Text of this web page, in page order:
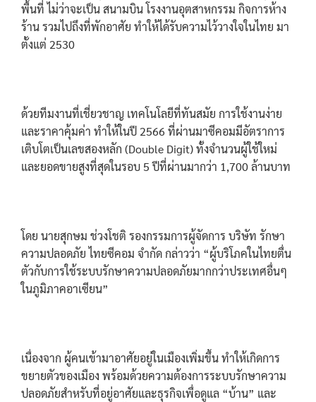
พื้นที่ ไม่ว่าจะเป็น สนามบิน โรงงานอุตสาหกรรม กิจการห้าง
ร้าน รวมไปถึงที่พักอาศัย ทำให้ได้รับความไว้วางใจในไทย มา
ตั้งแต่ 2530
ด้วยทีมงานที่เชี่ยวชาญ เทคโนโลยีที่ทันสมัย การใช้งานง่าย
และราคาคุ้มค่า ทำให้ในปี 2566 ที่ผ่านมาซีคอมมีอัตราการ
เติบโตเป็นเลขสองหลัก (Double Digit) ทั้งจำนวนผู้ใช้ใหม่
และยอดขายสูงที่สุดในรอบ 5 ปีที่ผ่านมากว่า 1,700 ล้านบาท
โดย นายสุกษม ช่วงโชติ รองกรรมการผู้จัดการ บริษัท รักษา
ความปลอดภัย ไทยซีคอม จำกัด กล่าวว่า “ผู้บริโภคในไทยตื่น
ตัวกับการใช้ระบบรักษาความปลอดภัยมากกว่าประเทศอื่นๆ
ในภูมิภาคอาเซียน”
เนื่องจาก ผู้คนเข้ามาอาศัยอยู่ในเมืองเพิ่มขึ้น ทำให้เกิดการ
ขยายตัวของเมือง พร้อมด้วยความต้องการระบบรักษาความ
ปลอดภัยสำหรับที่อยู่อาศัยและธุรกิจเพื่อดูแล “บ้าน” และ